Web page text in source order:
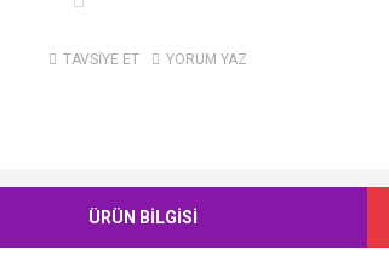
TAVSİYE ET YORUM YAZ
ÜRÜN BİLGİSİ